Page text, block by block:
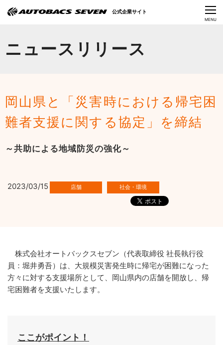
CLOSE
MENU
ニュースリリース
岡山県と「災害時における帰宅困
難者支援に関する協定」を締結
～共助による地域防災の強化～
2023/03/15
株式会社オートバックスセブン（代表取締役 社長執行役
員：堀井勇吾）は、大規模災害発生時に帰宅が困難になった
方々に対する支援場所として、岡山県内の店舗を開放し、帰
宅困難者を支援いたします。
ここがポイント！
公式企業サイト
サステナビリティ
Language